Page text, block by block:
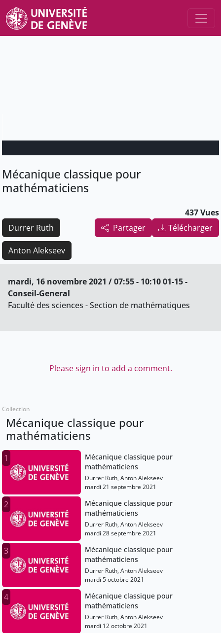
Mécanique classique pour
mathématiciens
437 Vues
Partager
Télécharger
Durrer Ruth
Anton Alekseev
mardi, 16 novembre 2021 / 07:55 - 10:10 01-15 -
Conseil-General
Faculté des sciences - Section de mathématiques
Please sign in to add a comment.
Collection
Mécanique classique pour
mathématiciens
1
Mécanique classique pour
mathématiciens
Durrer Ruth, Anton Alekseev
mardi 21 septembre 2021
2
Mécanique classique pour
mathématiciens
Durrer Ruth, Anton Alekseev
mardi 28 septembre 2021
3
Mécanique classique pour
mathématiciens
Durrer Ruth, Anton Alekseev
mardi 5 octobre 2021
4
Mécanique classique pour
mathématiciens
Durrer Ruth, Anton Alekseev
mardi 12 octobre 2021